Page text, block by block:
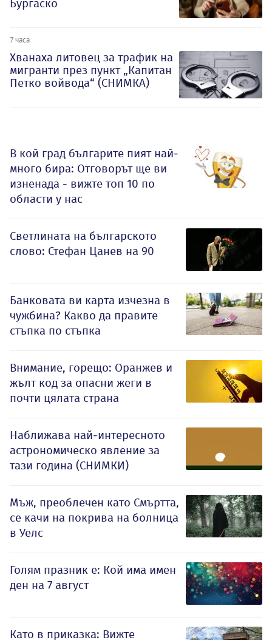
Бургаско
7 часа
Хванаха литовец за трафик на
мигранти през пункт „Капитан
Петко войвода“ (СНИМКА)
В кой град българите пият най-
много бира: Отговорът ще ви
изненада - вижте топ 10 по
области у нас
Светлината на българското
слово: Стефан Цанев на 90
Банковата ви карта изчезна в
чужбина? Какво да правите
стъпка по стъпка
Внимание, горещо: Оранжев и
жълт код за опасни жеги в
почти цялата страна
Наближава най-интересното
астрономическо явление за
тази година (СНИМКИ)
Мъж, преоблечен като Смъртта,
се качи на покрива на болница
в Уелс
Голям празник е: Кой има имен
ден на 7 август
Като в приказка: Вижте